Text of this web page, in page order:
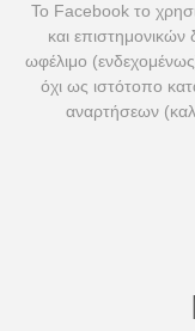
Το Facebook το
και
ωφέλιμο
όχι ως ιστότοπο
αναρτήσεων